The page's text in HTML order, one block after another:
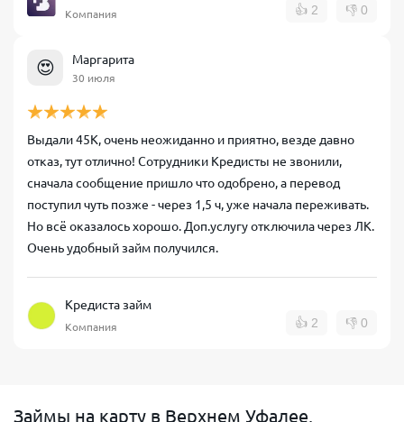
Компания 👍 2 👎 0
😍 Маргарита
30 июля
Выдали 45К, очень неожиданно и приятно, везде давно
отказ, тут отлично! Сотрудники Кредисты не звонили,
сначала сообщение пришло что одобрено, а перевод
поступил чуть позже - через 1,5 ч, уже начала переживать.
Но всё оказалось хорошо. Доп.услугу отключила через ЛК.
Очень удобный займ получился.
Кредиста займ
Компания 👍 2 👎 0
Займы на карту в Верхнем Уфалее,